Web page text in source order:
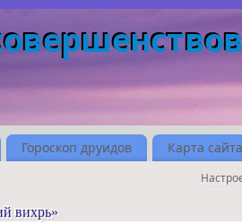
Гороскоп друидов Карта сайта
вихрь»